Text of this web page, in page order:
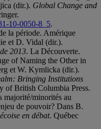
(dir.). Global Change and
10-0050-8_5.
la période. Amérique
et D. Vidal (dir.).
2013. La Découverte.
of Naming the Other in
et W. Kymlicka (dir.).
Bringing Institutions
of British Columbia Press.
majorité/minorités au
de pouvoir? Dans B.
en débat. Québec